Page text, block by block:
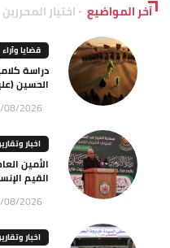
آخر المواضيع اختيار المحررين
قضايا وآراء
دراسة
الحسين
08/2026
اخبار
الأمين
القيم
08/2026
اخبار